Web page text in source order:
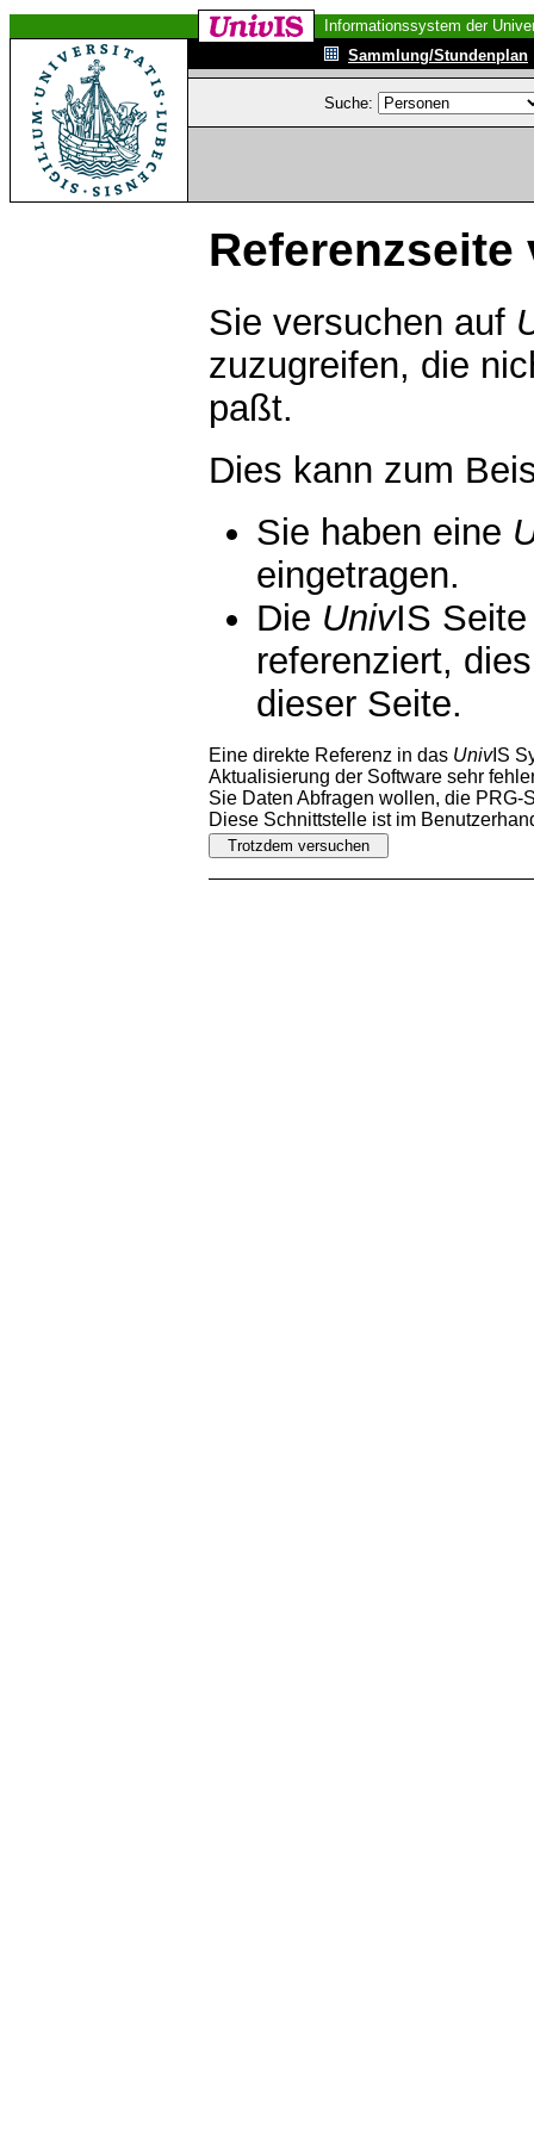
Informationssystem der
Sammlung/Stundenplan
Suche:
Referenzseite
Sie versuchen auf
zuzugreifen, die
paßt.
Dies kann zum
Sie haben eine
eingetragen.
Die UnivIS
referenziert,
dieser Seite.
Eine direkte Referenz in das UnivIS
Aktualisierung der Software sehr
Sie Daten Abfragen wollen, die PRG-
Diese Schnittstelle ist im